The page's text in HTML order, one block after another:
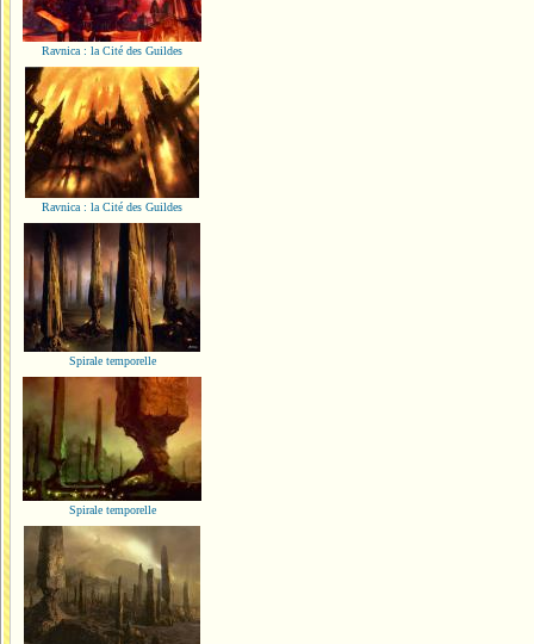
Ravnica : la Cité des Guildes
Ravnica : la Cité des Guildes
Spirale temporelle
Spirale temporelle